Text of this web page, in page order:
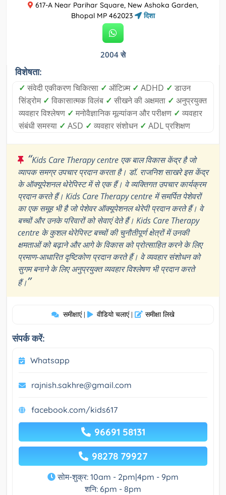
617-A Near Parihar Square, New Ashoka Garden,
Bhopal MP 462023
दिशा
2004 से
विशेषता:
✓ संवेदी एकीकरण चिकित्सा ✓ ऑटिज़्म ✓ ADHD ✓ डाउन
सिंड्रोम ✓ विकासात्मक विलंब ✓ सीखने की अक्षमता ✓ अनुप्रयुक्त
व्यवहार विश्लेषण ✓ मनोवैज्ञानिक मूल्यांकन और परीक्षण ✓ व्यवहार
संबंधी समस्या ✓ ASD ✓ व्यवहार संशोधन ✓ ADL प्रशिक्षण
“Kids Care Therapy centre एक बाल विकास केंद्र है जो
व्यापक समग्र उपचार प्रदान करता है। डॉ. राजनिश साखरे इस केंद्र
के ऑक्यूपेशनल थेरेपिस्ट में से एक हैं। वे व्यक्तिगत उपचार कार्यक्रम
प्रदान करते हैं। Kids Care Therapy centre में समर्पित पेशेवरों
का एक समूह भी है जो पेशेवर ऑक्यूपेशनल थेरेपी प्रदान करते हैं। वे
बच्चों और उनके परिवारों को सेवाएं देते हैं। Kids Care Therapy
centre के कुशल थेरेपिस्ट बच्चों की चुनौतीपूर्ण क्षेत्रों में उनकी
क्षमताओं को बढ़ाने और आगे के विकास को प्रोत्साहित करने के लिए
प्रमाण-आधारित दृष्टिकोण प्रदान करते हैं। वे व्यवहार संशोधन को
सुगम बनाने के लिए अनुप्रयुक्त व्यवहार विश्लेषण भी प्रदान करते
हैं।”
समीक्षाएं | वीडियो चलाएं | समीक्षा लिखे
संपर्क करें:
Whatsapp
rajnish.sakhre@gmail.com
facebook.com/kids617
96691 58131
98278 79927
सोम-शुक्र: 10am - 2pm|4pm - 9pm
शनि: 6pm - 8pm